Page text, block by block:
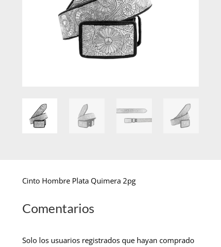
Cinto Hombre Plata Quimera 2pg
Comentarios
Solo los usuarios registrados que hayan comprado